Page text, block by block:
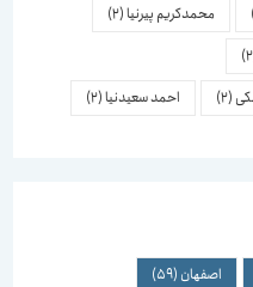
محمدکریم پیرنیا(2)
احمد سعیدنیا(2)
اصفهان(59)